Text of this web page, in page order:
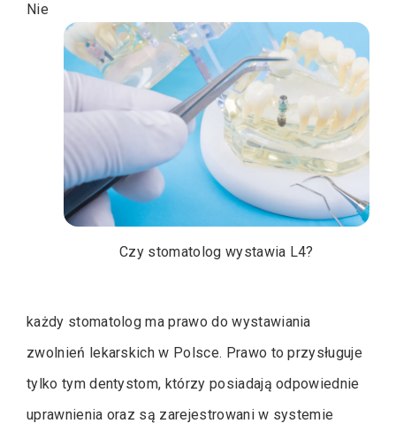
Czy stomatolog wystawia L4?
Nie
każdy stomatolog ma prawo do wystawiania
zwolnień lekarskich w Polsce. Prawo to przysługuje
tylko tym dentystom, którzy posiadają odpowiednie
uprawnienia oraz są zarejestrowani w systemie